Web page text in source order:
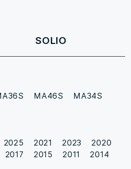
SOLIO
MA46S MA34S
2025 2021 2023
2020
2017 2015 2011
2014